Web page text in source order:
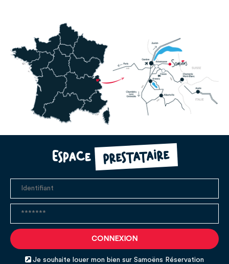
Espace prestataire
Je souhaite louer mon bien sur Samoëns Réservation